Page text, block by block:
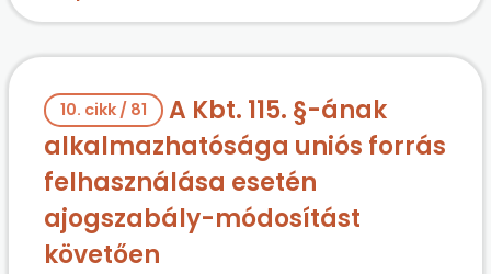
10. cikk / 81
A Kbt. 115. §-ának
alkalmazhatósága uniós forrás
felhasználása esetén
ajogszabály-módosítást
követően